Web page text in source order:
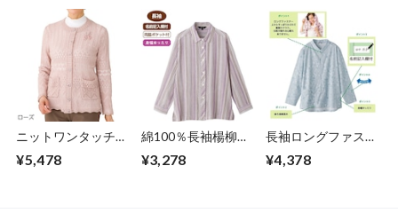
ニットワンタッチテ
ン（婦人）
¥5,478
綿100％長袖楊柳ブ
¥3,278
長袖ロングファスナ
人）
¥4,378